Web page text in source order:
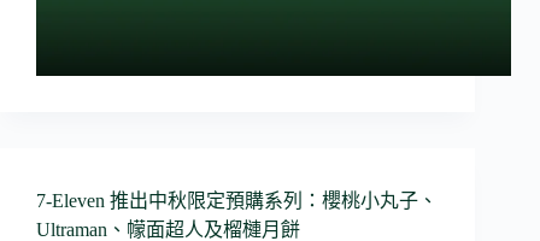
7-Eleven 推出中秋限定預購系列：櫻桃小丸子、
Ultraman、幪面超人及榴槤月餅